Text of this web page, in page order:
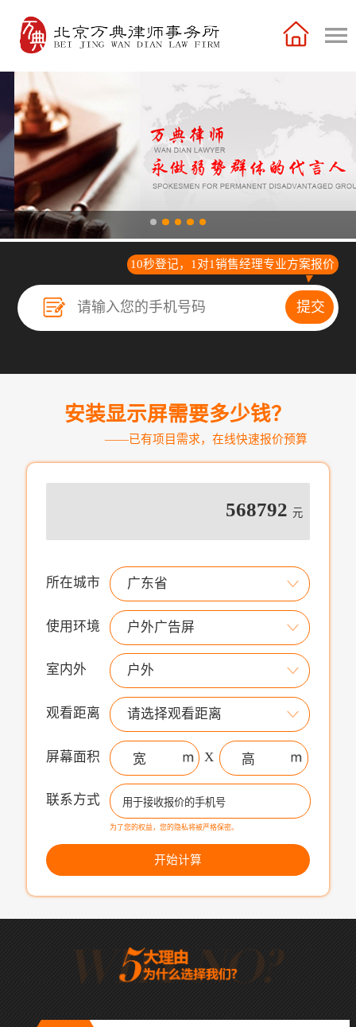
10秒登记，1对1销售经理专业方案报价
安装显示屏需要多少钱？
——已有项目需求，在线快速报价预算
568792元
所在城市 广东省
使用环境 户外广告屏
室内外 户外
观看距离 请选择观看距离
屏幕面积 X
联系方式
为了您的权益，您的隐私将被严格保密。
开始计算